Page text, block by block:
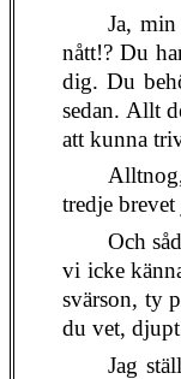
Ja,
nått!? Du
dig. Du
sedan. Allt
att kunna
tredje
Och
vi icke
svärson, ty
du vet,
Jag